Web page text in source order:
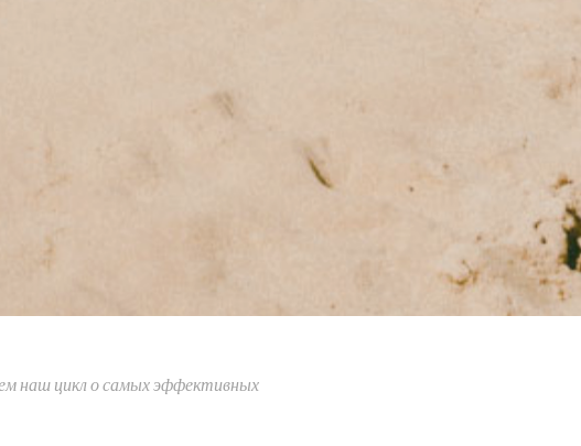
наш цикл о самых эффективных